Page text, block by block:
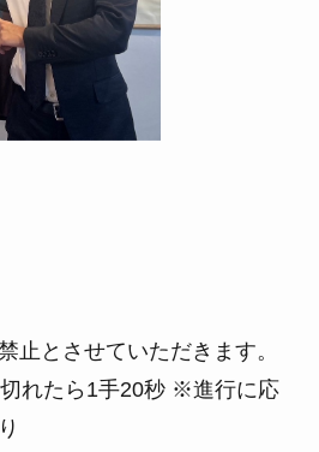
とさせていただきます。
れたら1手20秒 ※進行に応